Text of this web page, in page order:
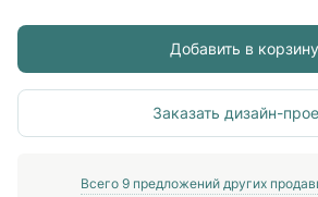
Добавить в корзину
Заказать дизайн-
Всего 9 предложений других